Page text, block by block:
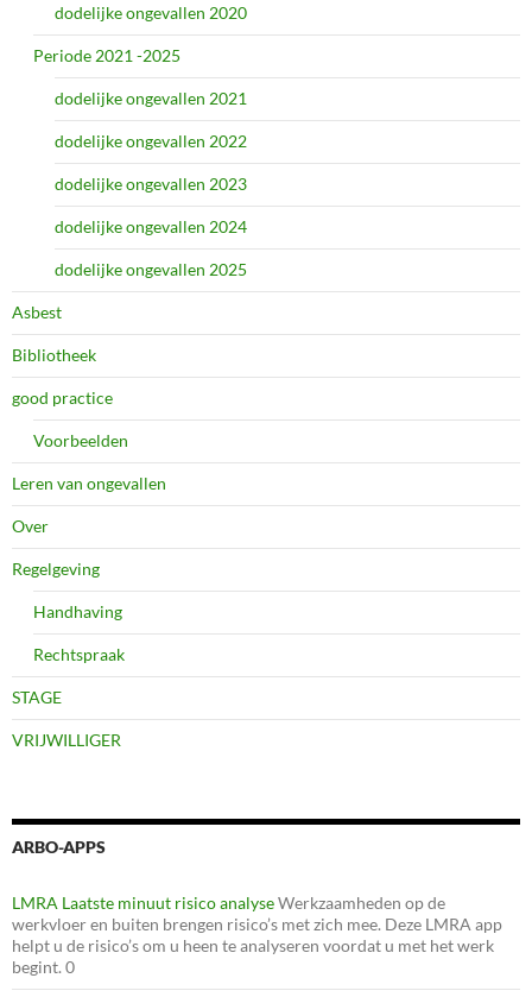
dodelijke ongevallen 2020
Periode 2021 -2025
dodelijke ongevallen 2021
dodelijke ongevallen 2022
dodelijke ongevallen 2023
dodelijke ongevallen 2024
dodelijke ongevallen 2025
Asbest
Bibliotheek
good practice
Voorbeelden
Leren van ongevallen
Over
Regelgeving
Handhaving
Rechtspraak
STAGE
VRIJWILLIGER
ARBO-APPS
LMRA Laatste minuut risico analyseWerkzaamheden op de
werkvloer en buiten brengen risico’s met zich mee. Deze LMRA app
helpt u de risico’s om u heen te analyseren voordat u met het werk
begint. 0